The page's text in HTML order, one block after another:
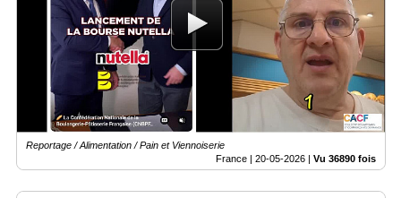
Reportage / Alimentation / Pain et Viennoiserie
France | 20-05-2026 Vu 36890 fois